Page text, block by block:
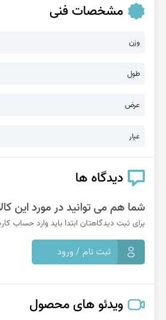
مشخصات فنی
وزن
طول
عرض
عیار
دیدگاه ها
شما هم می توانید در مورد این
برای ثبت دیدگاهتان ابتدا باید وارد حساب
ثبت نام / ورود
ویدئو های محصول